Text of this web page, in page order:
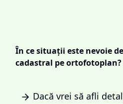
În ce situații este nevoie
cadastral pe ortofotoplan?
Dacă vrei să afli